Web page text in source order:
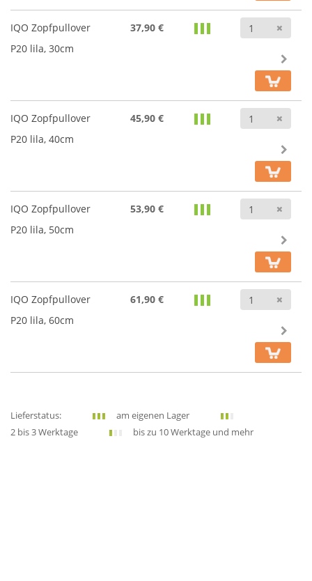
IQO Zopfpullover
P20 lila, 30cm
37,90 €
IQO Zopfpullover
P20 lila, 40cm
45,90 €
IQO Zopfpullover
P20 lila, 50cm
53,90 €
IQO Zopfpullover
P20 lila, 60cm
61,90 €
Lieferstatus:
am eigenen Lager
2 bis 3 Werktage
bis zu 10 Werktage und mehr